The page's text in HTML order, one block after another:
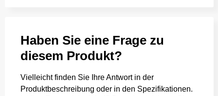
Haben Sie eine Frage zu
diesem Produkt?
Vielleicht finden Sie Ihre Antwort in der
Produktbeschreibung oder in den Spezifikationen.